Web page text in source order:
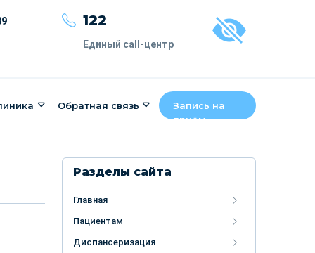
122
Единый call-центр
Обратная связь
Запись на
приём
Разделы сайта
Главная
Пациентам
Диспансеризация